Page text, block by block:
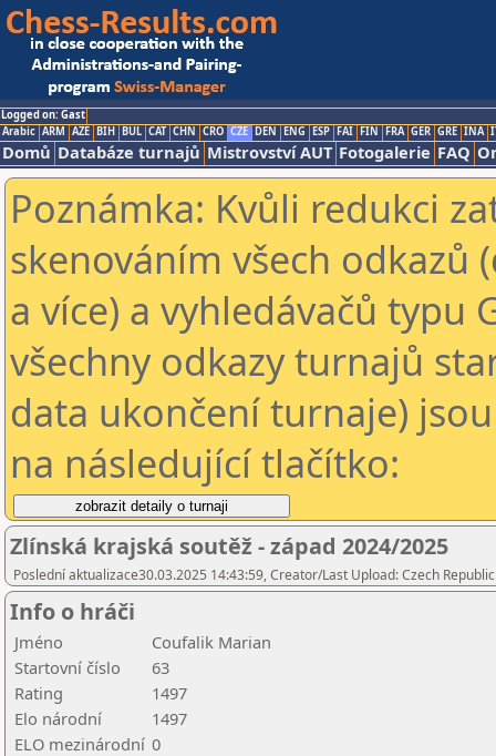
Logged on: Gast
Arabic ARM AZE BIH BUL CAT CHN CRO CZE DEN ENG ESP FAI FIN FRA GER GRE INA
Domů Databáze turnajů Mistrovství AUT Fotogalerie FAQ
Poznámka: Kvůli redukci
skenováním všech odkazů
a více) a vyhledávačů typu
všechny odkazy turnajů
data ukončení turnaje)
na následující tlačítko:
Zlínská krajská soutěž - západ 2024/2025
Poslední aktualizace30.03.2025 14:43:59, Creator/Last Upload: Czech
Info o hráči
Jméno
Coufalik Marian
Startovní číslo
63
Rating
1497
Elo národní
1497
ELO mezinárodní 0